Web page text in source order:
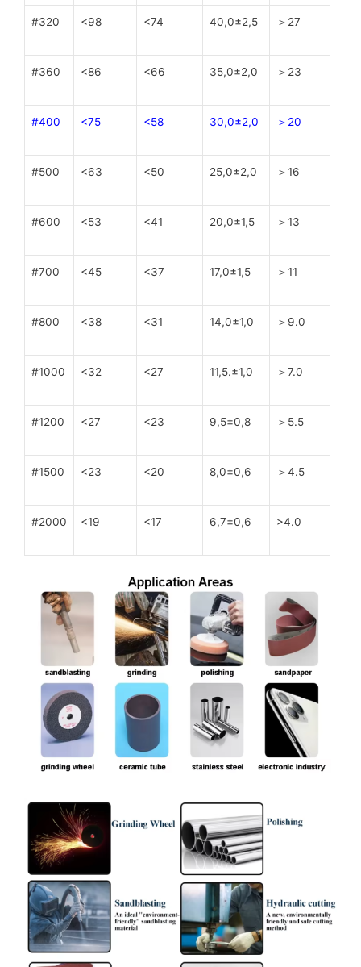
#320 <98 <74 40,0±2,5 ＞27
#360 <86 <66 35,0±2,0 ＞23
#400 <75 <58 30,0±2,0 ＞20
#500 <63 <50 25,0±2,0 ＞16
#600 <53 <41 20,0±1,5 ＞13
#700 <45 <37 17,0±1,5 ＞11
#800 <38 <31 14,0±1,0 ＞9.0
#1000 <32 <27 11,5.±1,0 ＞7.0
#1200 <27 <23 9,5±0,8 ＞5.5
#1500 <23 <20 8,0±0,6 ＞4.5
#2000 <19 <17 6,7±0,6 >4.0